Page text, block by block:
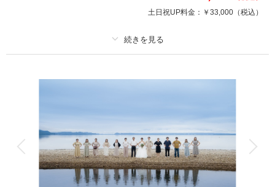
土日祝UP料金： ￥33,000 （税込）
衣装追加 会食 挙式
家族と撮影 家族用衣装レンタル ペットと撮影
その他含むもの